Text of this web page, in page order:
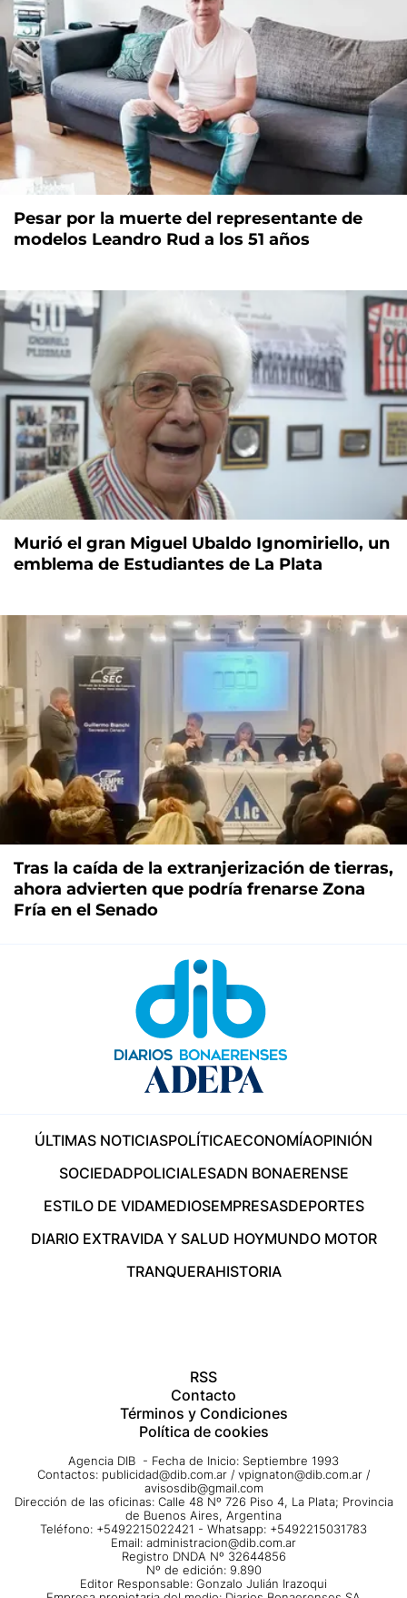
Pesar por la muerte del representante de
modelos Leandro Rud a los 51 años
Murió el gran Miguel Ubaldo Ignomiriello, un
emblema de Estudiantes de La Plata
Tras la caída de la extranjerización de tierras,
ahora advierten que podría frenarse Zona
Fría en el Senado
ÚLTIMAS NOTICIASPOLÍTICAECONOMÍAOPINIÓN
SOCIEDADPOLICIALESADN BONAERENSE
ESTILO DE VIDAMEDIOSEMPRESASDEPORTES
DIARIO EXTRAVIDA Y SALUD HOYMUNDO MOTOR
TRANQUERAHISTORIA
RSS
Contacto
Términos y Condiciones
Política de cookies
Agencia DIB - Fecha de Inicio: Septiembre 1993
Contactos: publicidad@dib.com.ar / vpignaton@dib.com.ar /
avisosdib@gmail.com
Dirección de las oficinas: Calle 48 Nº 726 Piso 4, La Plata; Provincia
de Buenos Aires, Argentina
Teléfono: +5492215022421 - Whatsapp: +5492215031783
Email: administracion@dib.com.ar
Registro DNDA Nº 32644856
Nº de edición: 9.890
Editor Responsable: Gonzalo Julián Irazoqui